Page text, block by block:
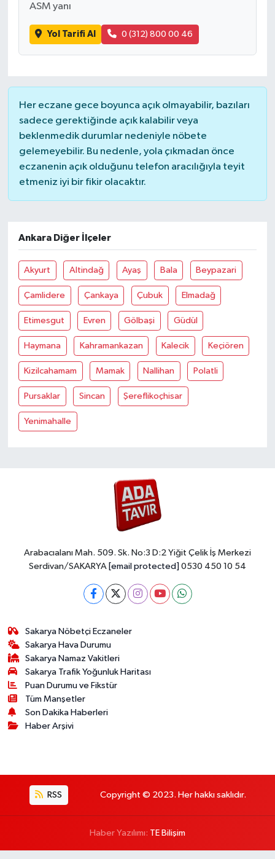
ASM yanı
Yol Tarifi Al 0 (312) 800 00 46
Her eczane gece boyunca açık olmayabilir, bazıları
sadece gerektiğinde açık kalabilir veya
beklenmedik durumlar nedeniyle nöbete
gelemeyebilir. Bu nedenle, yola çıkmadan önce
eczanenin açık olduğunu telefon aracılığıyla teyit
etmeniz iyi bir fikir olacaktır.
Ankara Diğer İlçeler
Akyurt Altindağ Ayaş Bala Beypazari
Çamlidere Çankaya Çubuk Elmadağ
Etimesgut Evren Gölbaşi Güdül
Haymana Kahramankazan Kalecik Keçiören
Kizilcahamam Mamak Nallihan Polatli
Pursaklar Sincan Şereflikoçhisar
Yenimahalle
Arabacıalanı Mah. 509. Sk. No:3 D:2 Yiğit Çelik İş Merkezi
Serdivan/SAKARYA [email protected] 0530 450 10 54
Sakarya Nöbetçi Eczaneler
Sakarya Hava Durumu
Sakarya Namaz Vakitleri
Sakarya Trafik Yoğunluk Haritası
Puan Durumu ve Fikstür
Tüm Manşetler
Son Dakika Haberleri
Haber Arşivi
RSS Copyright © 2023. Her hakkı saklıdır.
Haber Yazılımı: TE Bilişim